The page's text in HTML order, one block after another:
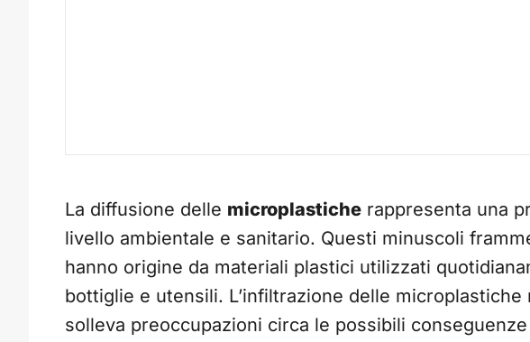
La diffusione delle microplastiche rappresenta una
livello ambientale e sanitario. Questi minuscoli
hanno origine da materiali plastici utilizzati
bottiglie e utensili. L’infiltrazione delle microplastiche
solleva preoccupazioni circa le possibili